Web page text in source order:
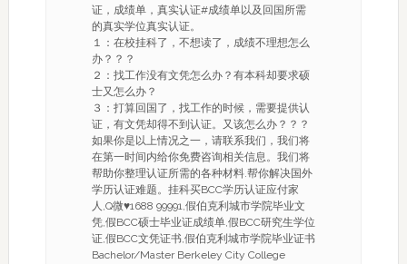
证，成绩单，真实认证#成绩单以及回国所需
的真实学位真实认证。
１：在校挂科了，不想读了，成绩不理想怎么
办？？？
２：找工作没有文凭怎么办？有本科却要求硕
士又怎么办？
３：打算回国了，找工作的时候，需要提供认
证，有文凭却得不到认证。又该怎么办？？？
如果你是以上情况之一，请联系我们，我们将
在第一时间内给你免费咨询相关信息。我们将
帮助你整理认证所需的各种材料.帮你解决国外
学历认证难题。挂科买BCC学历认证应付家
人,Q微♥1688 99991,假伯克利城市学院毕业文
凭,假BCC硕士毕业证成绩单,假BCC研究生学位
证,假BCC文凭证书,假伯克利城市学院毕业证书
Bachelor/Master Berkeley City College